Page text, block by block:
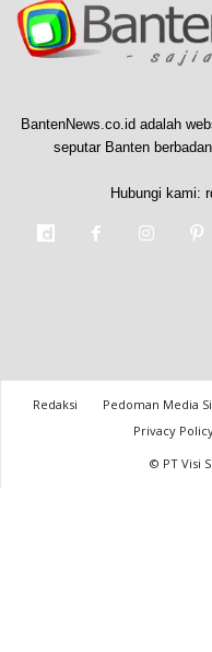
BantenNews.co.id adalah
seputar Banten
Hubungi kami:
Redaksi Pedoman Media
Privacy
© PT Visi